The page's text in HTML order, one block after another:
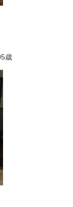
歳